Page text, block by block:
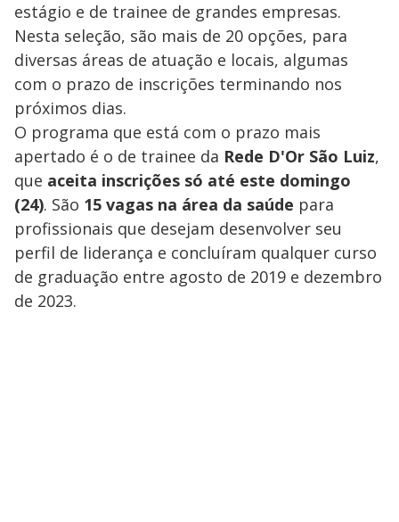
estágio e de trainee de grandes empresas.
Nesta seleção, são mais de 20 opções, para
diversas áreas de atuação e locais, algumas
com o prazo de inscrições terminando nos
próximos dias.
O programa que está com o prazo mais
apertado é o de trainee da Rede D'Or São Luiz,
que aceita inscrições só até este domingo
(24). São 15 vagas na área da saúde para
profissionais que desejam desenvolver seu
perfil de liderança e concluíram qualquer curso
de graduação entre agosto de 2019 e dezembro
de 2023.